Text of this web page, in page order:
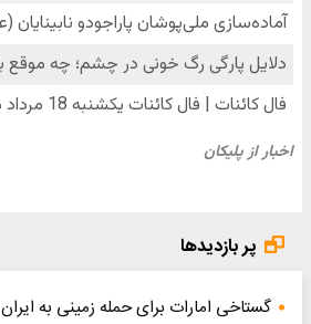
پر بازدیدها
گستاخی امارات برای حمله زمینی به ایران